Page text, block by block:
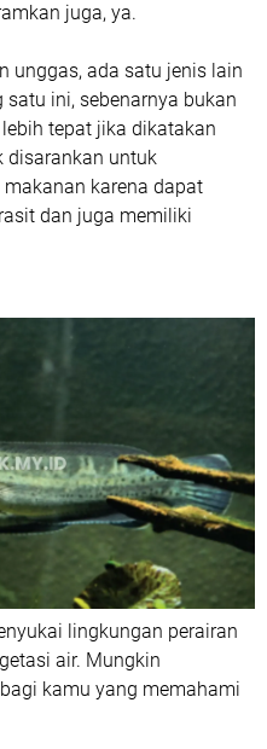
juga, ya.
unggas, ada satu jenis lain
ini, sebenarnya bukan
tepat jika dikatakan
disarankan untuk
karena dapat
dan juga memiliki
lingkungan perairan
air. Mungkin
kamu yang memahami